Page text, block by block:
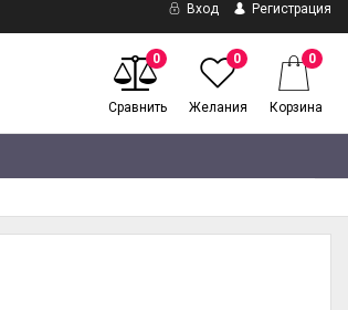
Вход Регистрация
0
Сравнить
0
Желания
0
Корзина